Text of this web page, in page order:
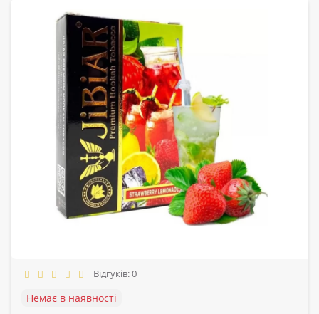
Відгуків: 0
Немає в наявності